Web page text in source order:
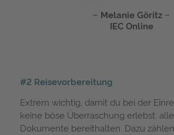
Melanie Göritz
IEC Online
#2 Reisevorbereitung
Extrem wichtig, damit du bei der
keine böse Überraschung erlebst:
Dokumente bereithalten. Dazu